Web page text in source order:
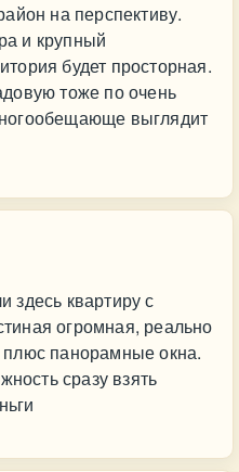
на перспективу.
и крупный
будет просторная.
тоже по очень
выглядит
здесь квартиру с
огромная, реально
панорамные окна.
сразу взять